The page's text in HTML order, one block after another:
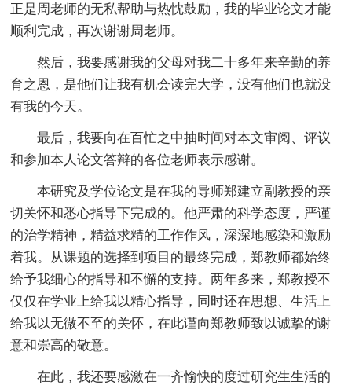
正是周老师的无私帮助与热忱鼓励，我的毕业论文才能
顺利完成，再次谢谢周老师。
然后，我要感谢我的父母对我二十多年来辛勤的养
育之恩，是他们让我有机会读完大学，没有他们也就没
有我的今天。
最后，我要向在百忙之中抽时间对本文审阅、评议
和参加本人论文答辩的各位老师表示感谢。
本研究及学位论文是在我的导师郑建立副教授的亲
切关怀和悉心指导下完成的。他严肃的科学态度，严谨
的治学精神，精益求精的工作作风，深深地感染和激励
着我。从课题的选择到项目的最终完成，郑教师都始终
给予我细心的指导和不懈的支持。两年多来，郑教授不
仅仅在学业上给我以精心指导，同时还在思想、生活上
给我以无微不至的关怀，在此谨向郑教师致以诚挚的谢
意和崇高的敬意。
在此，我还要感激在一齐愉快的度过研究生生活的